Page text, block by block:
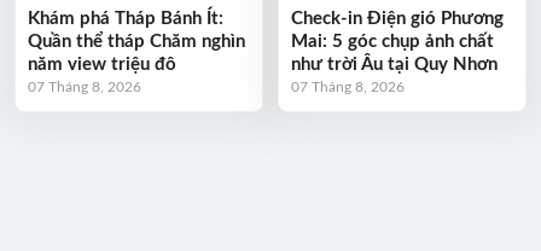
Khám phá Tháp Bánh Ít:
Quần thể tháp Chăm nghìn
năm view triệu đô
07 Tháng 8, 2026
Check-in Điện gió Phương
Mai: 5 góc chụp ảnh chất
như trời Âu tại Quy Nhơn
07 Tháng 8, 2026